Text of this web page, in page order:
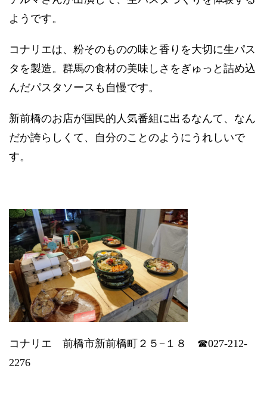
ようです。
コナリエは、粉そのものの味と香りを大切に生パス
タを製造。群馬の食材の美味しさをぎゅっと詰め込
んだパスタソースも自慢です。
新前橋のお店が国民的人気番組に出るなんて、なん
だか誇らしくて、自分のことのようにうれしいで
す。
コナリエ 前橋市新前橋町２５−１８ ☎027-212-
2276